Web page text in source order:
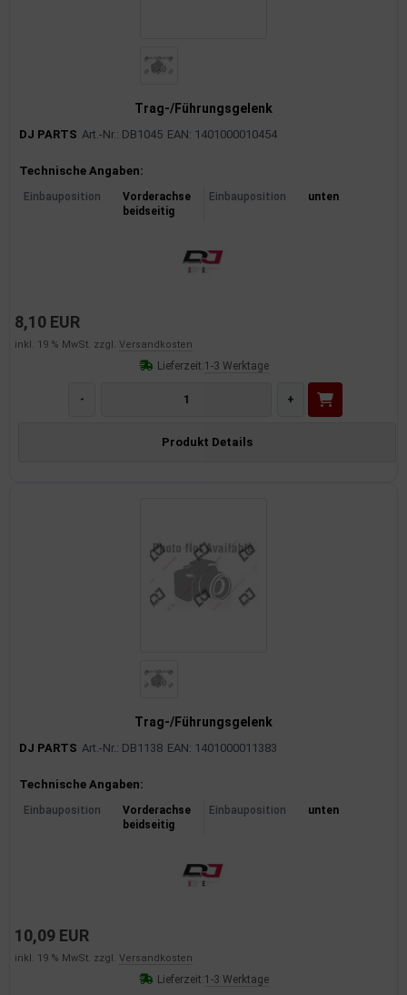
Trag-/Führungsgelenk
DJ PARTS Art.-Nr.: DB1045 EAN: 1401000010454
Produktinformationen
Technische Angaben:
Einbauposition
Vorderachse
beidseitig
Einbauposition unten
8,10 EUR
inkl. 19 % MwSt. zzgl. Versandkosten
Lieferzeit:1-3 Werktage
- +
Produkt Details
Trag-/Führungsgelenk
DJ PARTS Art.-Nr.: DB1138 EAN: 1401000011383
Produktinformationen
Technische Angaben:
Einbauposition
Vorderachse
beidseitig
Einbauposition unten
10,09 EUR
inkl. 19 % MwSt. zzgl. Versandkosten
Lieferzeit:1-3 Werktage